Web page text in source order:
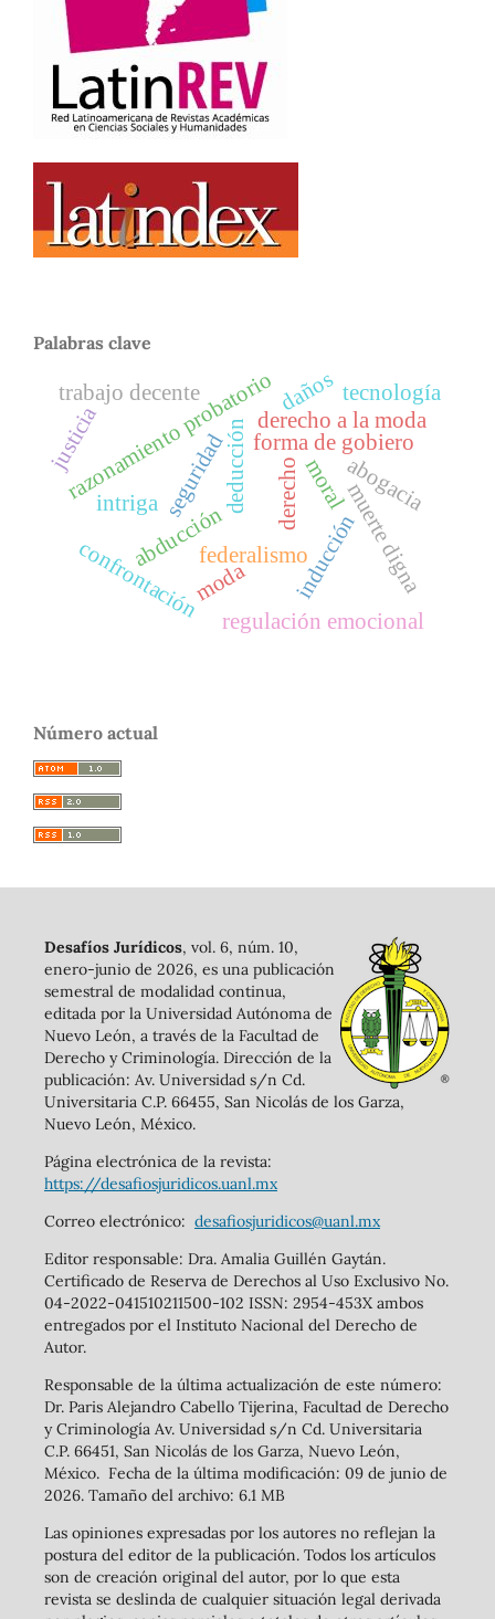
Palabras clave
abducción
deducción
inducción
razonamiento probatorioderecho
federalismo
forma de gobiero
seguridad
confrontación
moral
intriga muerte digna
moda
derecho a la moda
trabajo decente
abogacia
daños
regulación emocional
justicia
tecnología
Número actual
Desafíos Jurídicos, vol. 6, núm. 10,
enero-junio de 2026, es una publicación
semestral de modalidad continua,
editada por la Universidad Autónoma de
Nuevo León, a través de la Facultad de
Derecho y Criminología. Dirección de la
publicación: Av. Universidad s/n Cd.
Universitaria C.P. 66455, San Nicolás de los Garza,
Nuevo León, México.
Página electrónica de la revista:
https://desafiosjuridicos.uanl.mx
Correo electrónico: desafiosjuridicos@uanl.mx
Editor responsable: Dra. Amalia Guillén Gaytán.
Certificado de Reserva de Derechos al Uso Exclusivo No.
04-2022-041510211500-102 ISSN: 2954-453X ambos
entregados por el Instituto Nacional del Derecho de
Autor.
Responsable de la última actualización de este número:
Dr. Paris Alejandro Cabello Tijerina, Facultad de Derecho
y Criminología Av. Universidad s/n Cd. Universitaria
C.P. 66451, San Nicolás de los Garza, Nuevo León,
México. Fecha de la última modificación: 09 de junio de
2026. Tamaño del archivo: 6.1 MB
Las opiniones expresadas por los autores no reflejan la
postura del editor de la publicación. Todos los artículos
son de creación original del autor, por lo que esta
revista se deslinda de cualquier situación legal derivada